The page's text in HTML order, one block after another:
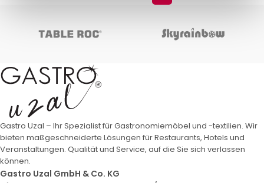
Gastro Uzal – Ihr Spezialist für Gastronomiemöbel und -textilien. Wir
bieten maßgeschneiderte Lösungen für Restaurants, Hotels und
Veranstaltungen. Qualität und Service, auf die Sie sich verlassen
können.
Gastro Uzal GmbH & Co. KG